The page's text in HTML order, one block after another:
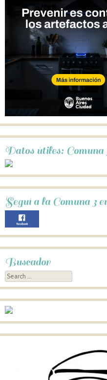
Datos útiles: Comuna
Seguí a la Comuna 3
Buscador
Search